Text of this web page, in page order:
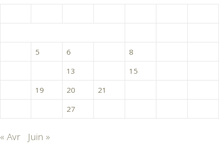
5 6 8
13 15
19 20 21
27
« Avr Juin »